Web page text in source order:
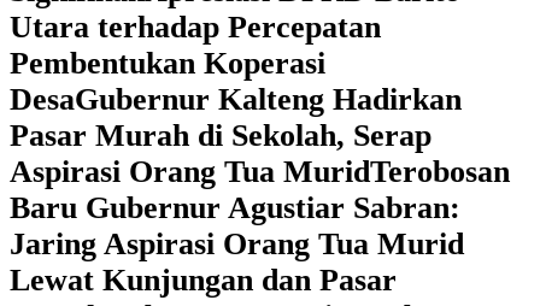
Utara terhadap Percepatan
Pembentukan Koperasi
Desa‎Gubernur Kalteng Hadirkan
Pasar Murah di Sekolah, Serap
Aspirasi Orang Tua Murid‎Terobosan
Baru Gubernur Agustiar Sabran:
Jaring Aspirasi Orang Tua Murid
Lewat Kunjungan dan Pasar